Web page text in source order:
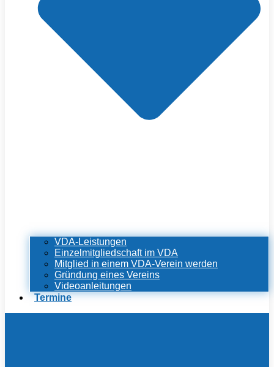
VDA-Leistungen
Einzelmitgliedschaft im VDA
Mitglied in einem VDA-Verein werden
Gründung eines Vereins
Videoanleitungen
Termine